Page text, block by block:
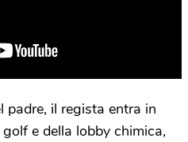
padre, il regista entra in
e della lobby chimica,